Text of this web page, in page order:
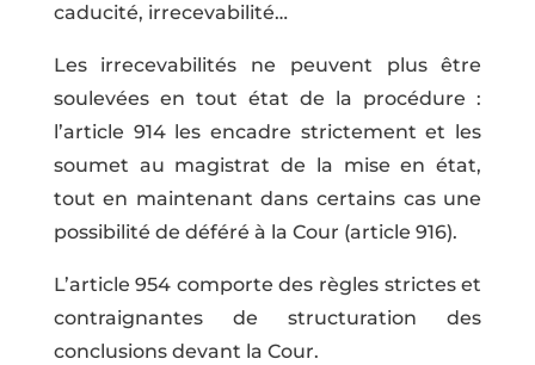
caducité, irrecevabilité…
Les irrecevabilités ne peuvent plus être
soulevées en tout état de la procédure :
l’article 914 les encadre strictement et les
soumet au magistrat de la mise en état,
tout en maintenant dans certains cas une
possibilité de déféré à la Cour (article 916).
L’article 954 comporte des règles strictes et
contraignantes de structuration des
conclusions devant la Cour.